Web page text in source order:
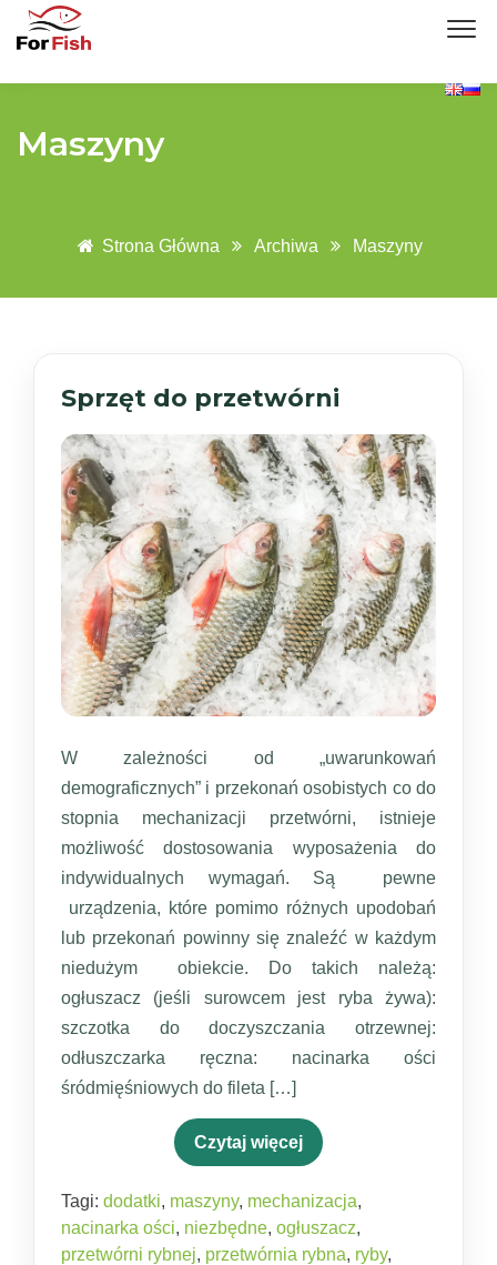
Maszyny
Strona Główna Archiwa Maszyny
Sprzęt do przetwórni
W zależności od „uwarunkowań
demograficznych” i przekonań osobistych co do
stopnia mechanizacji przetwórni, istnieje
możliwość dostosowania wyposażenia do
indywidualnych wymagań. Są pewne
urządzenia, które pomimo różnych upodobań
lub przekonań powinny się znaleźć w każdym
niedużym obiekcie. Do takich należą:
ogłuszacz (jeśli surowcem jest ryba żywa):
szczotka do doczyszczania otrzewnej:
odłuszczarka ręczna: nacinarka ości
śródmięśniowych do fileta […]
Czytaj więcej
Tagi: dodatki, maszyny, mechanizacja,
nacinarka ości, niezbędne, ogłuszacz,
przetwórni rybnej, przetwórnia rybna, ryby,